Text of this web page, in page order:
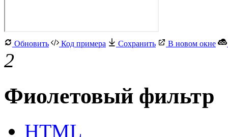
Обновить Код примера Сохранить В новом окне
2
Фиолетовый фильтр
HTML